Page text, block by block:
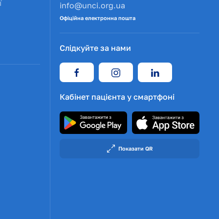
info@unci.org.ua
Офіційна електронна пошта
Слідкуйте за нами
Кабінет пацієнта у смартфоні
Показати QR